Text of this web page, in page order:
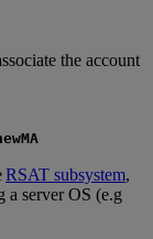
the account
RSAT subsystem,
server OS (e.g